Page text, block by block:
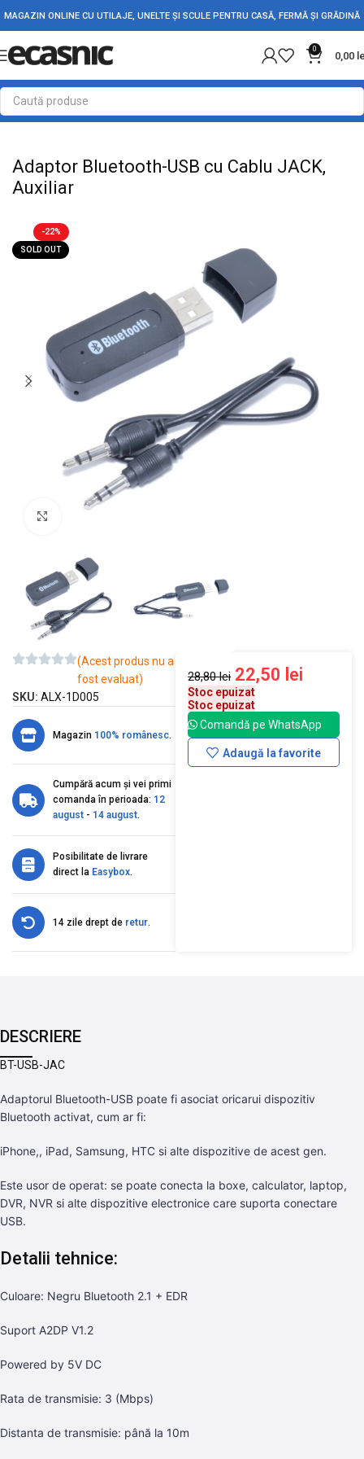
MAGAZIN ONLINE CU UTILAJE, UNELTE ȘI SCULE PENTRU CASĂ, FERMĂ ȘI GRĂDINĂ
0
0,00
Prima pagină Accesorii Auto Modulator Fm-Mp3-Player Auto
Adaptor Bluetooth-USB cu Cablu JACK,
Auxiliar
-22%
SOLD OUT
(Acest produs nu a
fost evaluat)
SKU: ALX-1D005
Magazin 100% românesc.
Cumpără acum și vei primi
comanda în perioada: 12
august - 14 august.
Posibilitate de livrare
direct la Easybox.
14 zile drept de retur.
28,80lei 22,50 lei
Stoc epuizat
Stoc epuizat
Comandă pe WhatsApp
Adaugă la favorite
DESCRIERE
BT-USB-JAC
Adaptorul Bluetooth-USB poate fi asociat oricarui dispozitiv
Bluetooth activat, cum ar fi:
iPhone,, iPad, Samsung, HTC si alte dispozitive de acest gen.
Este usor de operat: se poate conecta la boxe, calculator, laptop,
DVR, NVR si alte dispozitive electronice care suporta conectare
USB.
Detalii tehnice:
Culoare: Negru Bluetooth 2.1 + EDR
Suport A2DP V1.2
Powered by 5V DC
Rata de transmisie: 3 (Mbps)
Distanta de transmisie: până la 10m